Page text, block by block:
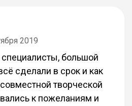
2019
большой
сделали в срок и как
творческой
к пожеланиям и